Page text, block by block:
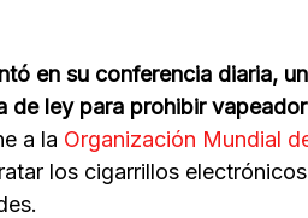
en su conferencia diaria,
de ley para prohibir
a la Organización Mundial
los cigarrillos